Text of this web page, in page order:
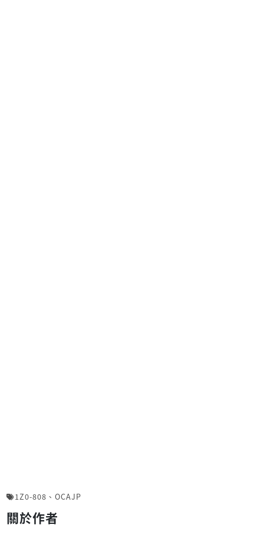
1Z0-808 、 OCAJP
關於作者